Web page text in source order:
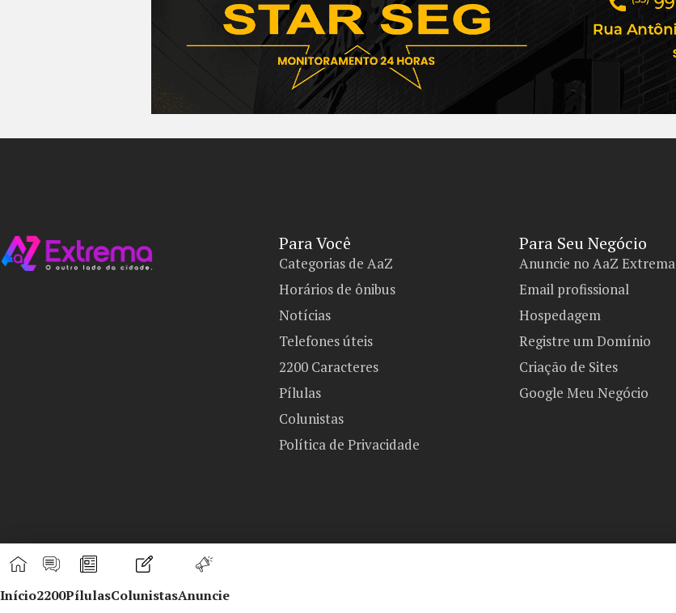
Para Você
Categorias de AaZ
Horários de ônibus
Notícias
Telefones úteis
2200 Caracteres
Pílulas
Colunistas
Política de Privacidade
Para Seu Negócio​
Anuncie no AaZ Extrema
Email profissional
Hospedagem
Registre um Domínio
Criação de Sites
Google Meu Negócio
Início2200PílulasColunistasAnuncie